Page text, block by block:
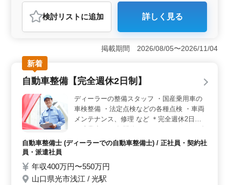
調理師・調理補助・スタッフ
おすすめポイント
＜経験を活かせる業務内容＞ 和食調理全般、食材管
理、厨房内の清掃まで幅広く担当します。調理経験を活
かし、ホテルならではの丁寧なおもてなしを料理で表現
できる仕事です。 ＜通勤しやすい職場環境＞ 勤務
地は海浜幕張駅から徒歩圏内にあり、電車で通いやすい
環境です。マイカー通勤もOKで、居住地や生活スタイル
に合わせて通勤方法を選べます。 ＜シニアが活躍
＞ 50代・60代のシニアが活躍中です。 年齢のへだて
がない職場環境の中、存分に磨いてきた調理の技術を活
かして頂けます。
検討リスト に追加 詳しく見る
掲載期間 2026/08/05〜2026/11/04
新着
自動車整備【完全週休2日制】
ディーラーの整備スタッフ ・国産乗用車の
車検整備 ・法定点検などの各種点検 ・車両
メンテナンス、修理 など ＊完全週休2日制
めの職場環境です。 働きやすい環境の中、
験・ノウハウを活かし、 工場を支えて頂
き、お客様の快適で安全なカーライフを支え
自動車整備士 (ディーラーでの自動車整備士) / 正社員・契約社
員・派遣社員
年収400万円〜550万円
山口県光市浅江 / 光駅